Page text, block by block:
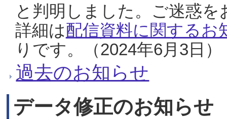
と判明しました。ご迷惑
詳細は配信資料に関するお
りです。（2024年6月3日）
過去のお知らせ
データ修正のお知らせ